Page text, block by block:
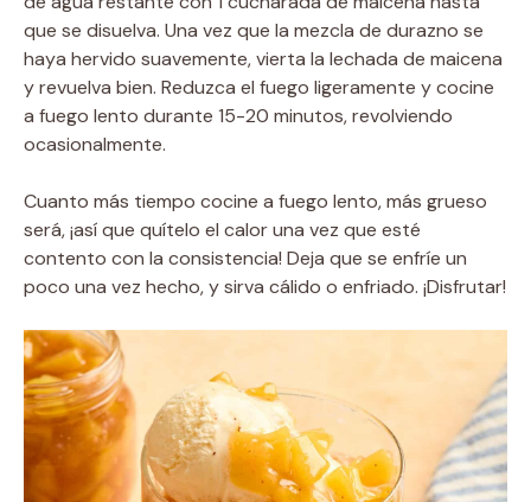
que se disuelva. Una vez que la mezcla de durazno se
haya hervido suavemente, vierta la lechada de maicena
y revuelva bien. Reduzca el fuego ligeramente y cocine
a fuego lento durante 15-20 minutos, revolviendo
ocasionalmente.
Cuanto más tiempo cocine a fuego lento, más grueso
será, ¡así que quítelo el calor una vez que esté
contento con la consistencia! Deja que se enfríe un
poco una vez hecho, y sirva cálido o enfriado. ¡Disfrutar!